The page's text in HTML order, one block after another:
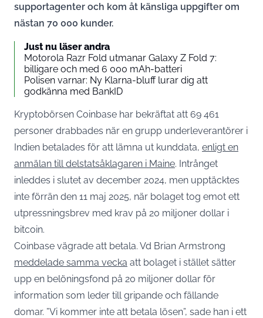
supportagenter och kom åt känsliga uppgifter om
nästan 70 000 kunder.
Just nu läser andra
Motorola Razr Fold utmanar Galaxy Z Fold 7:
billigare och med 6 000 mAh-batteri
Polisen varnar: Ny Klarna-bluff lurar dig att
godkänna med BankID
Kryptobörsen Coinbase har bekräftat att 69 461
personer drabbades när en grupp underleverantörer i
Indien betalades för att lämna ut kunddata, enligt en
anmälan till delstatsåklagaren i Maine. Intrånget
inleddes i slutet av december 2024, men upptäcktes
inte förrän den 11 maj 2025, när bolaget tog emot ett
utpressningsbrev med krav på 20 miljoner dollar i
bitcoin.
Coinbase vägrade att betala. Vd Brian Armstrong
meddelade samma vecka att bolaget i stället sätter
upp en belöningsfond på 20 miljoner dollar för
information som leder till gripande och fällande
domar. ”Vi kommer inte att betala lösen”, sade han i ett